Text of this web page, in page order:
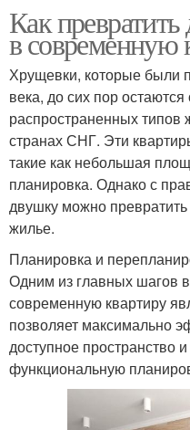
Как
в современную
Хрущевки, которые были
века, до сих пор
распространенных
странах СНГ. Эти
такие как небольшая
планировка. Однако с
двушку можно
жилье.
Планировка и
Одним из главных шагов
современную квартиру
позволяет максимально
доступное пространство
функциональную